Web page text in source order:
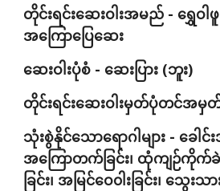
တိုင်းရင်းဆေးဝါးအမည် - ရွှေ
အကြောပြေဆေး
ဆေးဝါးပုံစံ - ဆေးပြား (ဘူး)
တိုင်းရင်းဆေးဝါးမှတ်ပုံတင်အမှတ်
သုံးစွဲနိုင်သောရောဂါများ - ခေါ
အကြောတက်ခြင်း၊ ထုံကျဉ်ကိုက်ခဲခ
ခြင်း၊ အမြင်ဝေ၀ါးခြင်း၊ သွေး